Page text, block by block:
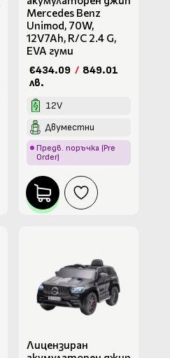
Mercedes Benz
Unimod, 70W,
12V7Ah, R/C 2.4 G,
EVA гуми
€434.09 / 849.01
лв.
12V
Двуместни
Предв. поръчка (Pre
Order)
Лицензиран